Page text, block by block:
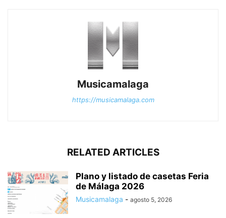
Musicamalaga
https://musicamalaga.com
RELATED ARTICLES
Plano y listado de casetas Feria
de Málaga 2026
Musicamalaga - agosto 5, 2026